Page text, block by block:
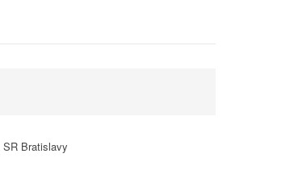
Bratislavy